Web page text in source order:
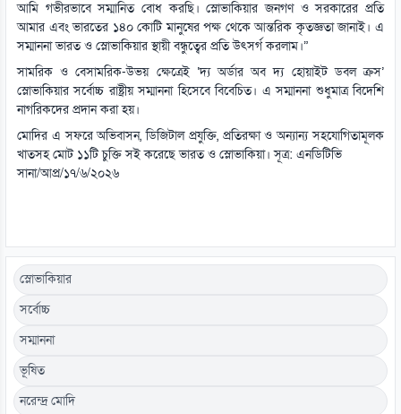
আমি গভীরভাবে সম্মানিত বোধ করছি। স্লোভাকিয়ার জনগণ ও সরকারের প্রতি
আমার এবং ভারতের ১৪০ কোটি মানুষের পক্ষ থেকে আন্তরিক কৃতজ্ঞতা জানাই। এ
সম্মাননা ভারত ও স্লোভাকিয়ার স্থায়ী বন্ধুত্বের প্রতি উৎসর্গ করলাম।”
সামরিক ও বেসামরিক-উভয় ক্ষেত্রেই ‘দ্য অর্ডার অব দ্য হোয়াইট ডবল ক্রস’
স্লোভাকিয়ার সর্বোচ্চ রাষ্ট্রীয় সম্মাননা হিসেবে বিবেচিত। এ সম্মাননা শুধুমাত্র বিদেশি
নাগরিকদের প্রদান করা হয়।
মোদির এ সফরে অভিবাসন, ডিজিটাল প্রযুক্তি, প্রতিরক্ষা ও অন্যান্য সহযোগিতামূলক
খাতসহ মোট ১১টি চুক্তি সই করেছে ভারত ও স্লোভাকিয়া। সূত্র: এনডিটিভি
সানা/আপ্র/১৭/৬/২০২৬
স্লোভাকিয়ার
সর্বোচ্চ
সম্মাননা
ভূষিত
নরেন্দ্র মোদি